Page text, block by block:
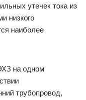
утечек тока из
низкого
наиболее
на одном
трубопровод,